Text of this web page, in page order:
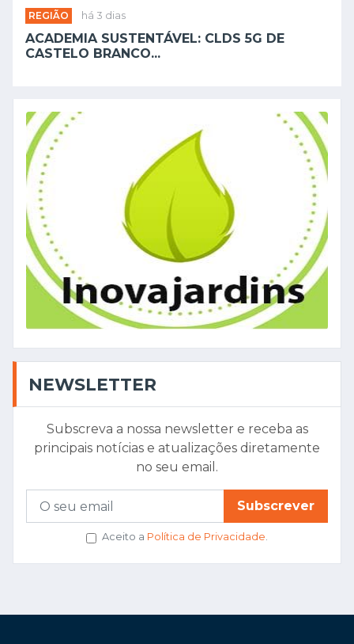
REGIÃO há 3 dias
ACADEMIA SUSTENTÁVEL: CLDS 5G DE
CASTELO BRANCO...
NEWSLETTER
Subscreva a nossa newsletter e receba as
principais notícias e atualizações diretamente
no seu email.
Subscrever
Aceito a Política de Privacidade.